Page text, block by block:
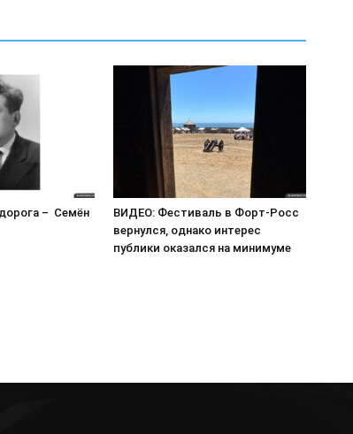
– Семён
ВИДЕО: Фестиваль в Форт-Росс
вернулся, однако интерес
публики оказался на минимуме